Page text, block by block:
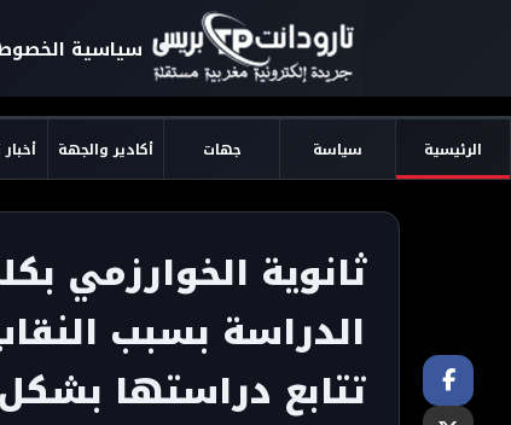
سياسية
الرئيسية سياسة جهات أكادير والجهة
ثانوية الخوارزمي
الدراسة بسبب
تتابع دراستها